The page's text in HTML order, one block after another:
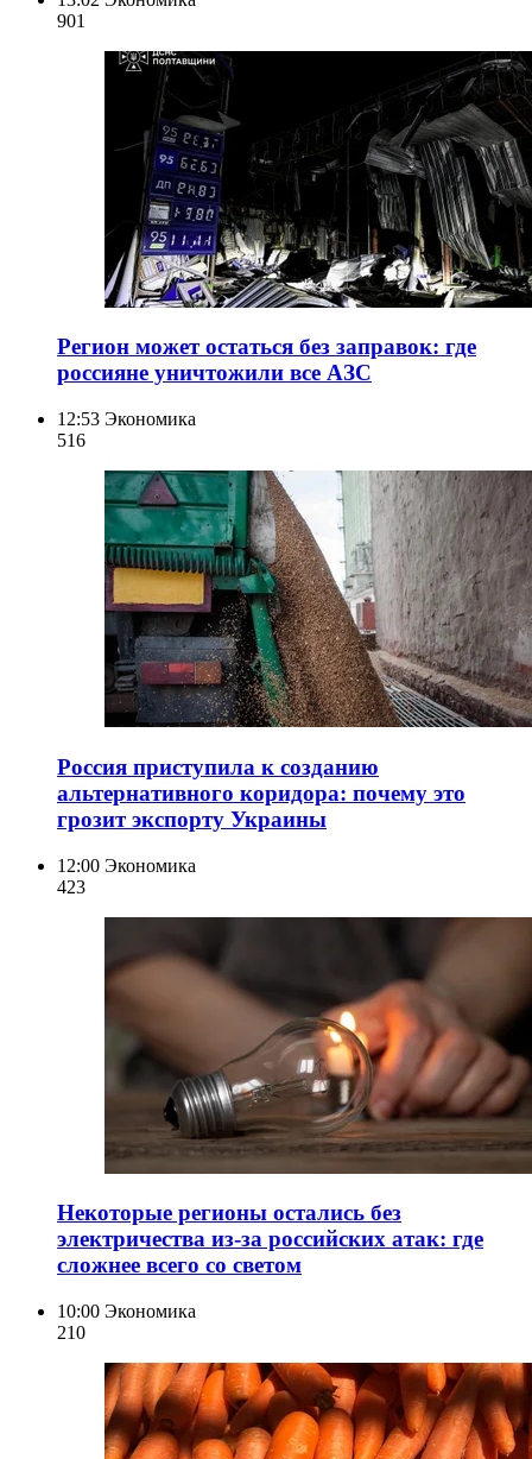
901
Регион может остаться без заправок: где
россияне уничтожили все АЗС
12:53 Экономика
516
Россия приступила к созданию
альтернативного коридора: почему это
грозит экспорту Украины
12:00 Экономика
423
Некоторые регионы остались без
электричества из-за российских атак: где
сложнее всего со светом
10:00 Экономика
210